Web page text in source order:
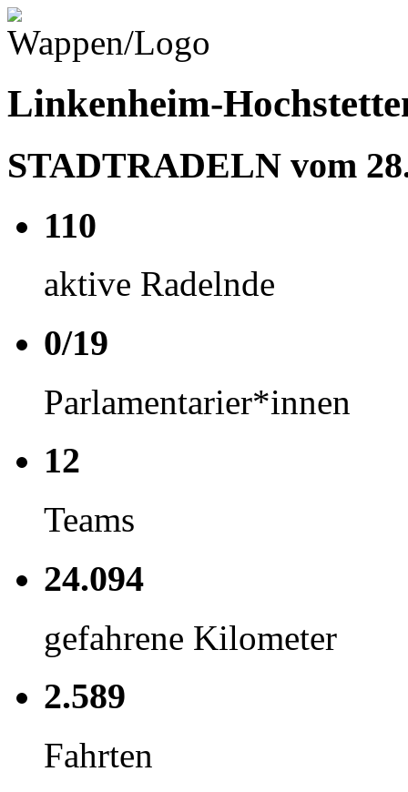
Linkenheim-
STADTRADELN vom
110
aktive Radelnde
0/19
Parlamentarier*innen
12
Teams
24.094
gefahrene Kilometer
2.589
Fahrten